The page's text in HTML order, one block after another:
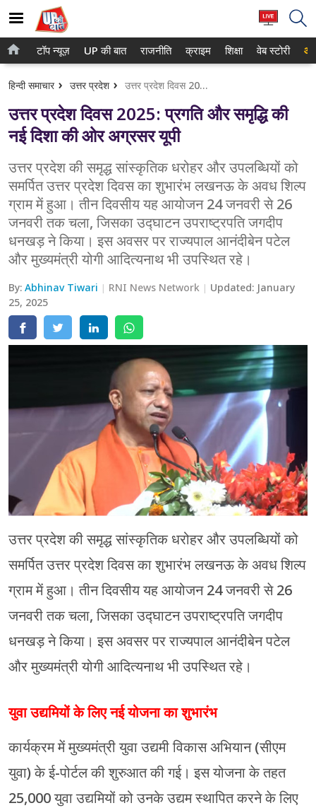
होम
टॉप न्यूज़
UP की बात
क्राइम
शिक्षा
वेब स्टोरी
टॉप न्यूज़ UP की बात राजनीति क्राइम शिक्षा वेब स्टोरी
हिन्दी समाचार उत्तर प्रदेश उत्तर प्रदेश दिवस 2025: प्रगति और समृद्धि की नई दिशा की ओर अग्रसर यूपी
उत्तर प्रदेश दिवस 2025: प्रगति और समृद्धि की
नई दिशा की ओर अग्रसर यूपी
उत्तर प्रदेश की समृद्ध सांस्कृतिक धरोहर और उपलब्धियों को
समर्पित उत्तर प्रदेश दिवस का शुभारंभ लखनऊ के अवध शिल्प
ग्राम में हुआ। तीन दिवसीय यह आयोजन 24 जनवरी से 26
जनवरी तक चला, जिसका उद्घाटन उपराष्ट्रपति जगदीप
धनखड़ ने किया। इस अवसर पर राज्यपाल आनंदीबेन पटेल
और मुख्यमंत्री योगी आदित्यनाथ भी उपस्थित रहे।
By:Abhinav Tiwari RNI News Network Updated: January
25, 2025
उत्तर प्रदेश की समृद्ध सांस्कृतिक धरोहर और उपलब्धियों को
समर्पित उत्तर प्रदेश दिवस का शुभारंभ लखनऊ के अवध शिल्प
ग्राम में हुआ। तीन दिवसीय यह आयोजन 24 जनवरी से 26
जनवरी तक चला, जिसका उद्घाटन उपराष्ट्रपति जगदीप
धनखड़ ने किया। इस अवसर पर राज्यपाल आनंदीबेन पटेल
और मुख्यमंत्री योगी आदित्यनाथ भी उपस्थित रहे।
युवा उद्यमियों के लिए नई योजना का शुभारंभ
कार्यक्रम में मुख्यमंत्री युवा उद्यमी विकास अभियान (सीएम
युवा) के ई-पोर्टल की शुरुआत की गई। इस योजना के तहत
25,000 युवा उद्यमियों को उनके उद्यम स्थापित करने के लिए
गाजियाबाद
लखनऊ
वाराणसी
आगरा
अयोध्या
मथुरा
मेरठ
प्रयागराज